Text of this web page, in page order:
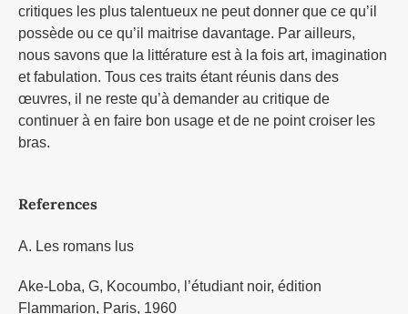
critiques les plus talentueux ne peut donner que ce qu’il
possède ou ce qu’il maitrise davantage. Par ailleurs,
nous savons que la littérature est à la fois art, imagination
et fabulation. Tous ces traits étant réunis dans des
œuvres, il ne reste qu’à demander au critique de
continuer à en faire bon usage et de ne point croiser les
bras.
References
A. Les romans lus
Ake-Loba, G, Kocoumbo, l’étudiant noir, édition
Flammarion, Paris, 1960